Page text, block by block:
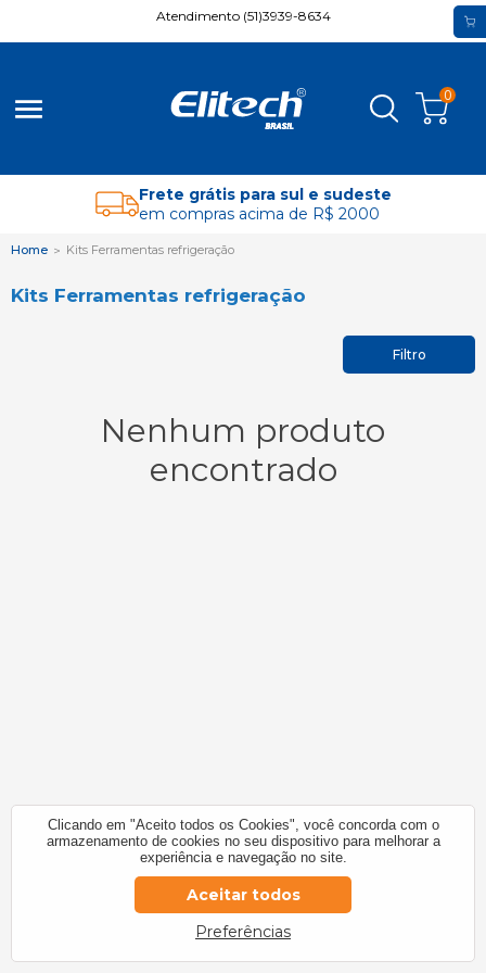
Atendimento (51)3939-8634
menu 0
Frete grátis para sul e sudeste
em compras acima de R$ 2000
Home Kits Ferramentas refrigeração
Kits Ferramentas refrigeração
Filtro
Nenhum produto
encontrado
Clicando em "Aceito todos os Cookies", você concorda com o
armazenamento de cookies no seu dispositivo para melhorar a
experiência e navegação no site.
Preferências
Aceitar todos